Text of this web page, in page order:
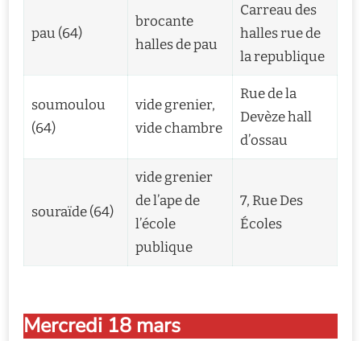
pau (64)
brocante
halles de pau
Carreau des
halles rue de
la republique
soumoulou
(64)
vide grenier,
vide chambre
Rue de la
Devèze hall
d’ossau
souraïde (64)
vide grenier
de l’ape de
l’école
publique
7, Rue Des
Écoles
Mercredi 18 mars